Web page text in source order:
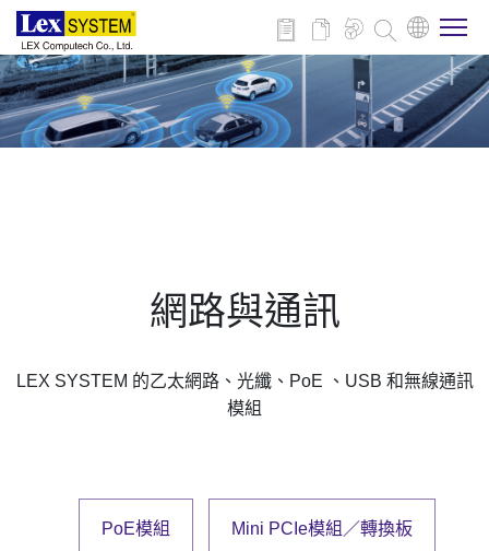
關於博來
投資人專區
網路與通訊
LEX SYSTEM 的乙太網路、光纖、PoE 、USB 和無線通訊
模組
PoE模組 Mini PCIe模組／轉換板